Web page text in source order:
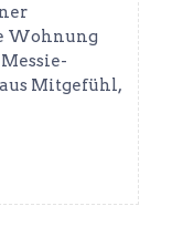
Wohnung
Mitgefühl,